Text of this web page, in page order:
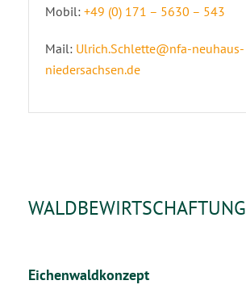
Mobil: +49 (0) 171 – 5630 – 543
Mail: Ulrich.Schlette@nfa-neuhaus-
niedersachsen.de
WALDBEWIRTSCHAFTUNG
Eichenwaldkonzept